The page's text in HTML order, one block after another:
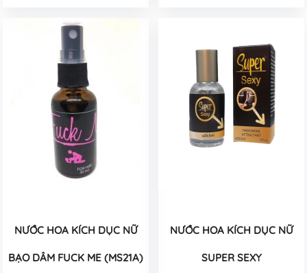
NƯỚC HOA KÍCH DỤC NỮ
BẠO DÂM FUCK ME (MS21A)
NƯỚC HOA KÍCH DỤC NỮ
SUPER SEXY